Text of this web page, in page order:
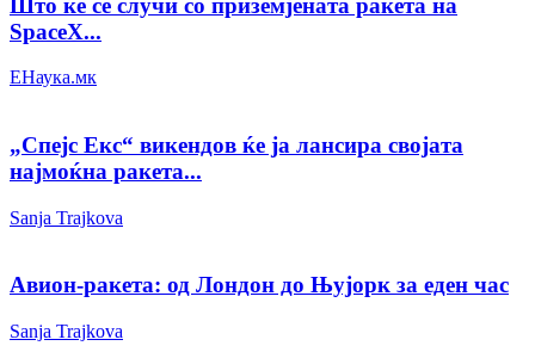
SpaceX...
ЕНаука.мк
„Спејс Екс“ викендов ќе ја лансира својата
најмоќна ракета...
Sanja Trajkova
Авион-ракета: од Лондон до Њујорк за еден час
Sanja Trajkova